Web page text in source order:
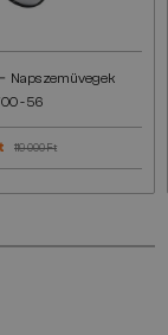
Napszemüvegek
- 56
119 000 Ft